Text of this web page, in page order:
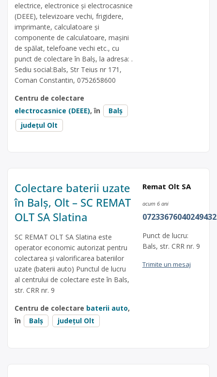
electrice, electronice și electrocasnice
(DEEE), televizoare vechi, frigidere,
imprimante, calculatoare și
componente de calculatoare, mașini
de spălat, telefoane vechi etc., cu
punct de colectare în Balș, la adresa: .
Sediu social:Bals, Str Teius nr 171,
Coman Constantin, 0752658600
Centru de colectare
electrocasnice (DEEE), în
Balș
județul Olt
Colectare baterii uzate
în Balș, Olt – SC REMAT
OLT SA Slatina
SC REMAT OLT SA Slatina este
operator economic autorizat pentru
colectarea și valorificarea bateriilor
uzate (baterii auto) Punctul de lucru
al centrului de colectare este în Bals,
str. CRR nr. 9
Centru de colectare baterii auto,
în
Balș județul Olt
Remat Olt SA
acum 6 ani
Punct de lucru:
Bals, str. CRR nr. 9
Trimite un mesaj